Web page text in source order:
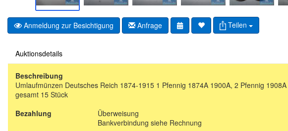
Anmeldung zur Besichtigung Anfrage Teilen
Auktionsdetails
Beschreibung
Umlaufmünzen Deutsches Reich 1874-1915 1 Pfennig 1874A 1900A, 2 Pfennig
gesamt 15 Stück
Bezahlung
Überweisung
Bankverbindung siehe Rechnung